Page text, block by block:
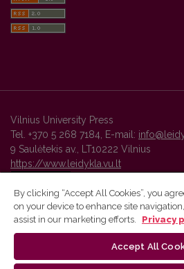
Vilnius University Press
Tel. +370 5 268 7184, E-mail:
9 Saulėtekis av., LT10222 Vilnius
https://www.leidykla.vu.lt
Vilnius University Press platform and
By clicking “Accept All Cookies”, you
on your device to enhance site
assist in our marketing efforts.
Privacy
Accept All